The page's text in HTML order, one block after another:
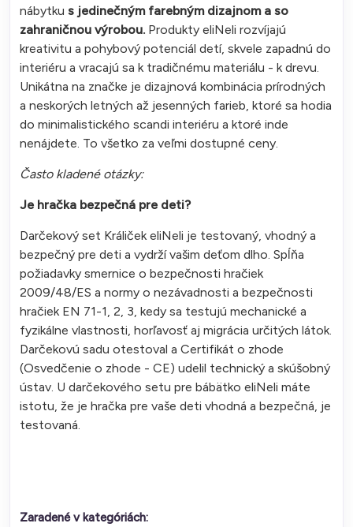
nábytku s jedinečným farebným dizajnom a so
zahraničnou výrobou. Produkty eliNeli rozvíjajú
kreativitu a pohybový potenciál detí, skvele zapadnú do
interiéru a vracajú sa k tradičnému materiálu - k drevu.
Unikátna na značke je dizajnová kombinácia prírodných
a neskorých letných až jesenných farieb, ktoré sa hodia
do minimalistického scandi interiéru a ktoré inde
nenájdete. To všetko za veľmi dostupné ceny.
Často kladené otázky:
Je hračka bezpečná pre deti?
Darčekový set Králiček eliNeli je testovaný, vhodný a
bezpečný pre deti a vydrží vašim deťom dlho. Spĺňa
požiadavky smernice o bezpečnosti hračiek
2009/48/ES a normy o nezávadnosti a bezpečnosti
hračiek EN 71-1, 2, 3, kedy sa testujú mechanické a
fyzikálne vlastnosti, horľavosť aj migrácia určitých látok.
Darčekovú sadu otestoval a Certifikát o zhode
(Osvedčenie o zhode - CE) udelil technický a skúšobný
ústav. U darčekového setu pre bábätko eliNeli máte
istotu, že je hračka pre vaše deti vhodná a bezpečná, je
testovaná.
Zaradené v kategóriách: